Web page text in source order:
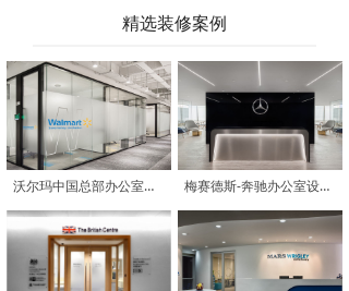
精选装修案例
沃尔玛中国总部办公室设计装修 梅赛德斯-奔驰办公室设计装修